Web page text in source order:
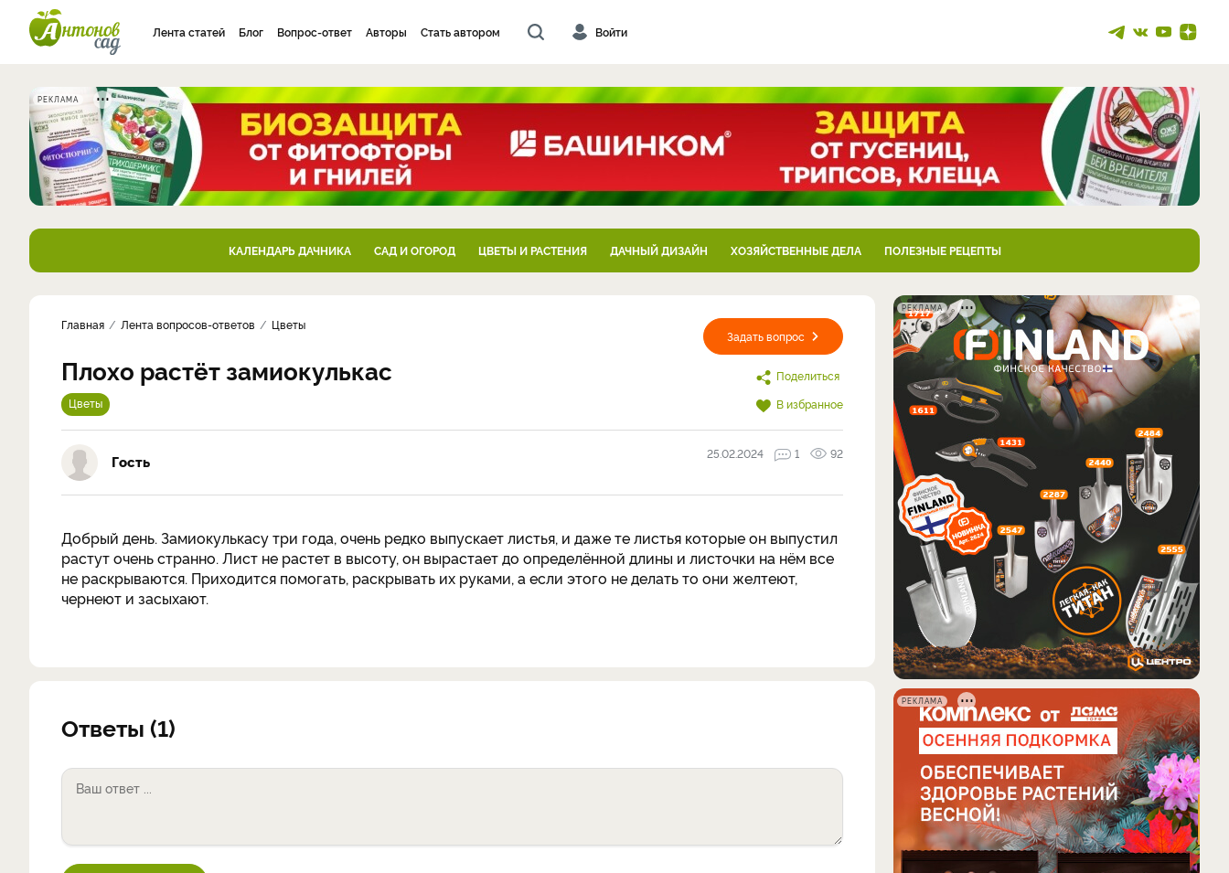
Лента статей Блог Вопрос-ответ Авторы Стать автором Войти
РЕКЛАМА
КАЛЕНДАРЬ ДАЧНИКА САД И ОГОРОД ЦВЕТЫ И РАСТЕНИЯ ДАЧНЫЙ ДИЗАЙН ХОЗЯЙСТВЕННЫЕ ДЕЛА ПОЛЕЗНЫЕ РЕЦЕПТЫ
Задать вопрос
Поделиться
В избранное
Главная Лента вопросов-ответов Цветы
Плохо растёт замиокулькас
Цветы
Гость 25.02.2024 1 92
Добрый день. Замиокулькасу три года, очень редко выпускает листья, и даже те листья которые он выпустил
растут очень странно. Лист не растет в высоту, он вырастает до определённой длины и листочки на нём все
не раскрываются. Приходится помогать, раскрывать их руками, а если этого не делать то они желтеют,
чернеют и засыхают.
Ответы (1)
РЕКЛАМА
РЕКЛАМА